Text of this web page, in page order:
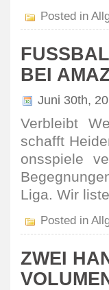
Posted in
EI
Juni 30th,
Verbleibt
schafft
ons­spiele
Liga. Wir
Posted in
ZWEI